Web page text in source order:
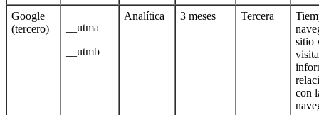
Google
(tercero)
__utma
__utmb
Analítica 3 meses Tercera
sitio
con